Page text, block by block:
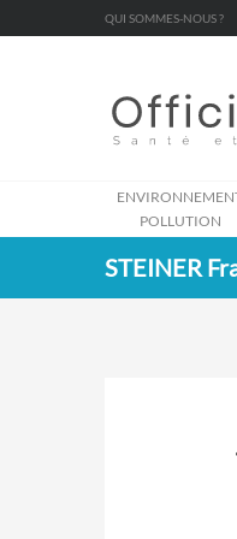
QUI SOMMES-NOUS ?
POLLUTION
STEINER
Cookies management panel